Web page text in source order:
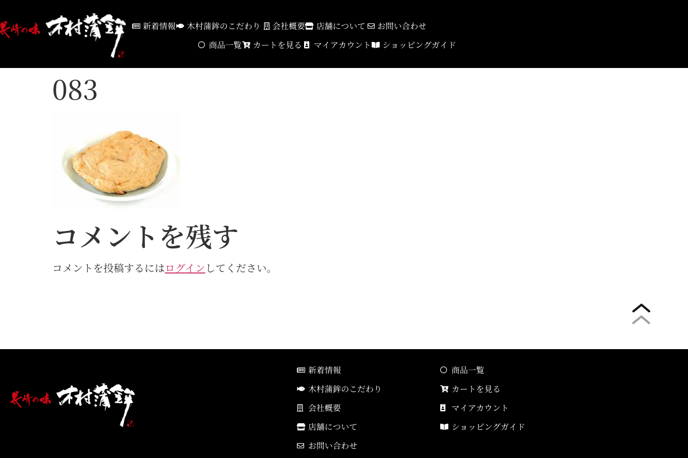
新着情報 木村蒲鉾のこだわり 会社概要 店舗について
お問い合わせ
商品一覧
カートを見る マイアカウント ショッピングガイド
083
コメントを残す
コメントを投稿するにはログイン してください。
新着情報
木村蒲鉾のこだわり
会社概要
店舗について
お問い合わせ
商品一覧
カートを見る
マイアカウント
ショッピングガイド